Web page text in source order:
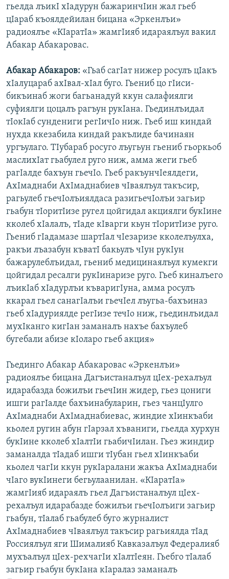
гьелда лъикI хIадурун бажаринчIин жал гьеб
цIараб къоялдейилан бицана «Эркенлъи»
радиоялъе «КIаратIа» жамгIияб идараялъул вакил
Абакар Абакаровас.
Абакар Абакаров: «Гьаб сагIат нижер росулъ цIакъ
хIалуцараб ахIвал-хIал буго. Гьениб цо гIиси-
бикъинаб жоги багьанадуй ккун салафиялги
суфиялги цоцалъ рагъун рукIана. Гьединлъидал
тIокIаб сундениги регIичIо ниж. Гьеб иш киндай
нухда ккезабила киндай ракълиде бачинаян
ургъулаго. ТIубараб росуго лъугьун гьениб гьоркьоб
маслихIат гьабулел руго ниж, амма жеги гьеб
рагIалде бахъун гьечIо. Гьеб ракъунчIеялдеги,
АхIмаднаби АхIмаднабиев чIваялъул такъсир,
рагьулеб гьечIолъиялдаса разигьечIолъи загьир
гьабун тIоритIизе ругел цойгидал акциялги букIине
кколеб хIалалъ, тIаде кIварги кьун тIоритIизе руго.
Гьениб гIадамазе шартIал чIезаризе кколелъулха,
ракъи лъазабун къватI бакьулъ чIун рукIун
бажарулеблъидал, гьениб медицинаялъул кумекги
цойгидал ресалги рукIинаризе руго. Гьеб киналъего
лъикIаб хIадурлъи къваригIуна, амма росулъ
ккарал гьел санагIалъи гьечIел лъугьа-бахъиназ
гьеб хIадуриялде регIизе течIо ниж, гьединлъидал
мухIканго кигIан заманалъ нахъе бахъулеб
бугебали абизе кIоларо гьеб акция»
Гьединго Абакар Абакаровас «Эркенлъи»
радиоялъе бицана Дагъистаналъул цIех-рехалъул
идарабазда божилъи гьечIин жидер, гьез цониги
ишги рагIалде бахъинабуларин, гьез чанцIулго
АхIмаднаби АхIмаднабиевас, жиндие хIинкъаби
кьолел ругин абун гIарзал хъваниги, гьелда хурхун
букIине кколеб хIалтIи гьабичIилан. Гьез жиндир
заманалда тIадаб ишги тIубан гьел хIинкъаби
кьолел чагIи ккун рукIаралани жакъа АхIмаднаби
чIаго вукIинеги бегьулаанилан. «КIаратIа»
жамгIияб идараялъ гьел Дагъистаналъул цIех-
рехалъул идарабазде божилъи гьечIолъиги загьир
гьабун, тIалаб гьабулеб буго журналист
АхIмаднабиев чIваялъул такъсир рагьиялда тIад
Россиялъул яги Шималияб Кавказалъул Федералияб
мухъалъул цIех-рехчагIи хIалтIеян. Гьебго тIалаб
загьир гьабун букIана кIаралаз заманалъ